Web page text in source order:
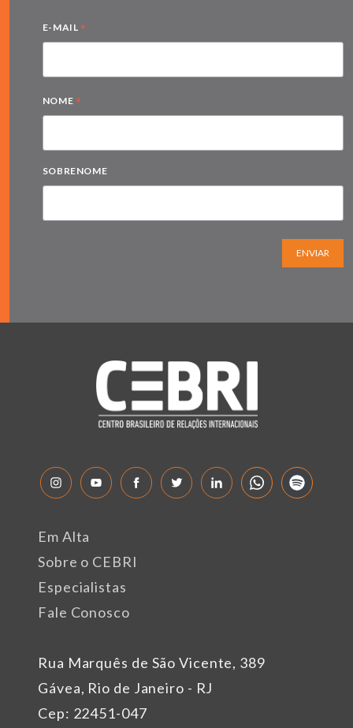
E-MAIL *
NOME *
SOBRENOME
ENVIAR
Rua Marquês de São Vicente, 389
Gávea, Rio de Janeiro - RJ
Cep: 22451-047
Em Alta
Sobre o CEBRI
Especialistas
Fale Conosco